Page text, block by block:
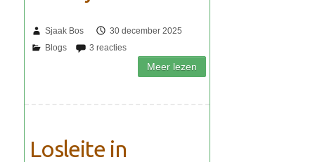
Sjaak Bos 30 december 2025
Losleite in